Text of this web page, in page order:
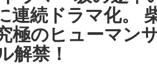
連続ドラマ化。
極のヒューマン
解禁！